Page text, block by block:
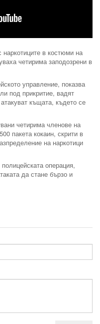
в костюми на
четирима заподозрени в
управление, показва
под прикритие, вадят
къщата, където се
четирима членове на
пакета кокаин, скрити в
на наркотици
операция,
да стане бързо и